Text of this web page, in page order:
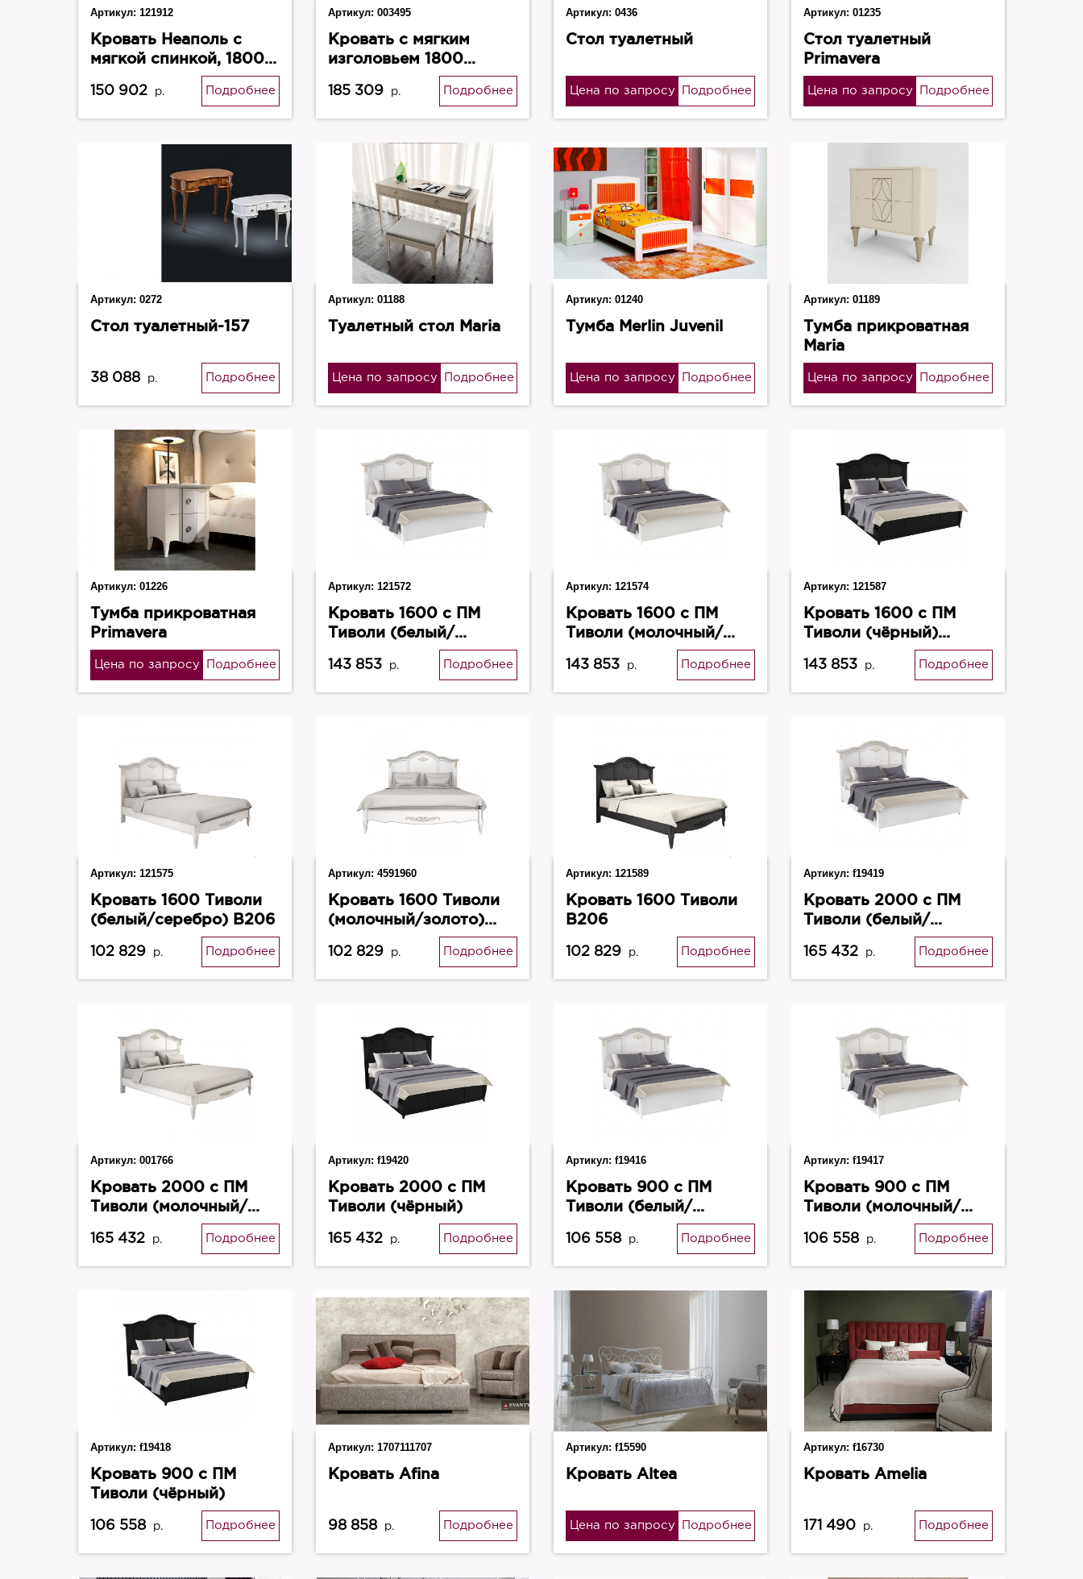
Артикул: 121912
Кровать Неаполь с
мягкой спинкой, 1800
ваниль/золото
WoodRooms
150 902 р. Подробнее
Артикул: 003495
Кровать с мягким
изголовьем 1800
WoodRooms
185 309 р. Подробнее
Артикул: 0436
Стол туалетный
Цена по запросу Подробнее
Артикул: 01235
Стол туалетный
Primavera
Цена по запросу Подробнее
Артикул: 0272
Стол туалетный-157
38 088 р. Подробнее
Артикул: 01188
Туалетный стол Maria
Цена по запросу Подробнее
Артикул: 01240
Тумба Merlin Juvenil
Цена по запросу Подробнее
Артикул: 01189
Тумба прикроватная
Maria
Цена по запросу Подробнее
Артикул: 01226
Тумба прикроватная
Primavera
Цена по запросу Подробнее
Артикул: 121572
Кровать 1600 с ПМ
Тиволи (белый/
серебро) B206ПМ
143 853 р. Подробнее
Артикул: 121574
Кровать 1600 с ПМ
Тиволи (молочный/
золото) B206ПМ
143 853 р. Подробнее
Артикул: 121587
Кровать 1600 с ПМ
Тиволи (чёрный)
143 853 р. Подробнее
Артикул: 121575
Кровать 1600 Тиволи
(белый/серебро) В206
102 829 р. Подробнее
Артикул: 4591960
Кровать 1600 Тиволи
(молочный/золото)
102 829 р. Подробнее
Артикул: 121589
Кровать 1600 Тиволи
В206
102 829 р. Подробнее
Артикул: f19419
Кровать 2000 с ПМ
Тиволи (белый/
165 432 р. Подробнее
Артикул: 001766
Кровать 2000 с ПМ
Тиволи (молочный/
165 432 р. Подробнее
Артикул: f19420
Кровать 2000 с ПМ
Тиволи (чёрный)
165 432 р. Подробнее
Артикул: f19416
Кровать 900 с ПМ
Тиволи (белый/
106 558 р. Подробнее
Артикул: f19417
Кровать 900 с ПМ
Тиволи (молочный/
106 558 р. Подробнее
Артикул: f19418
Кровать 900 с ПМ
Тиволи (чёрный)
106 558 р. Подробнее
Артикул: 1707111707
Кровать Afina
98 858 р. Подробнее
Артикул: f15590
Кровать Altea
Цена по запросу Подробнее
Артикул: f16730
Кровать Amelia
171 490 р. Подробнее